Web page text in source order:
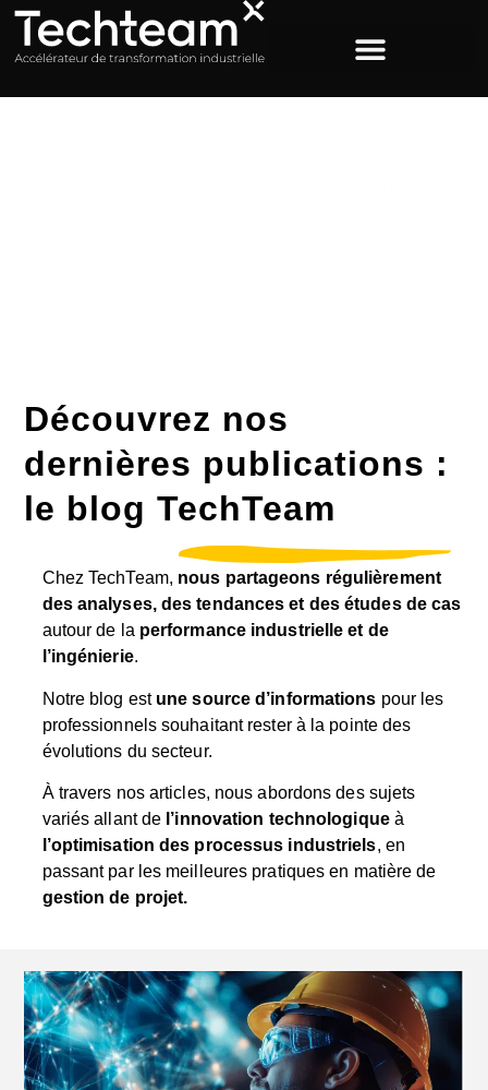
Découvrez nos
dernières publications :
le blog TechTeam
Chez TechTeam, nous partageons régulièrement
des analyses, des tendances et des études de cas
autour de la performance industrielle et de
l’ingénierie.
Notre blog est une source d’informations pour les
professionnels souhaitant rester à la pointe des
évolutions du secteur.
À travers nos articles, nous abordons des sujets
variés allant de l’innovation technologiqueà
l’optimisation des processus industriels, en
passant par les meilleures pratiques en matière de
gestion de projet.